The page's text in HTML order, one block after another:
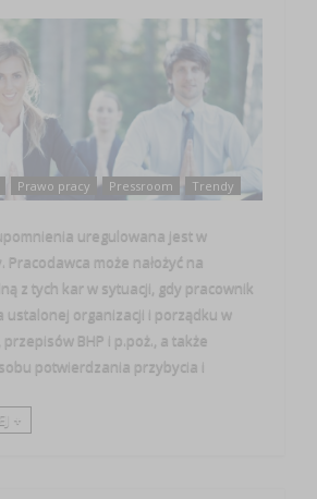
Prawo pracy Pressroom Trendy
uregulowana jest w
Pracodawca może nałożyć na
z tych kar w sytuacji, gdy pracownik
ustalonej organizacji i porządku w
BHP i p.poż., a także
potwierdzania przybycia i
+